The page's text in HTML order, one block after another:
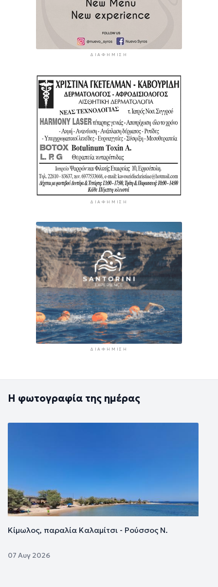
ΔΙΑΦΉΜΙΣΗ
ΔΙΑΦΉΜΙΣΗ
ΔΙΑΦΉΜΙΣΗ
Η φωτογραφία της ημέρας
Κίμωλος, παραλία Καλαμίτσι - Ρούσσος Ν.
07 Αυγ 2026